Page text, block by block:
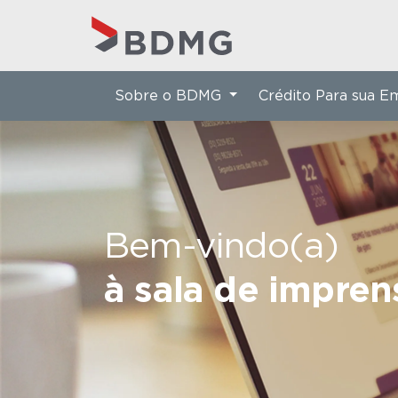
Bem-vindo(a)
à sala de
Sobre o BDMG Crédito Para sua